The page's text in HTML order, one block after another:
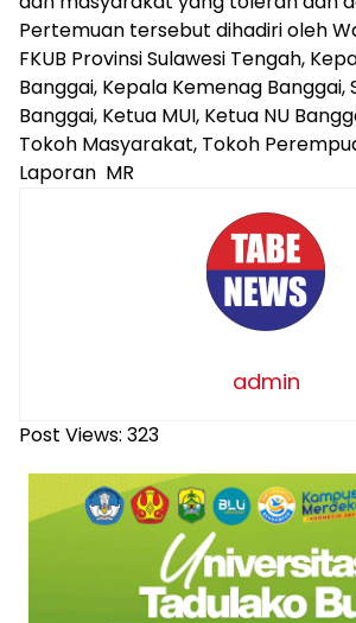
Pertemuan tersebut dihadiri oleh
FKUB Provinsi Sulawesi Tengah,
Banggai, Kepala Kemenag Banggai,
Banggai, Ketua MUI, Ketua NU
Tokoh Masyarakat, Tokoh
Laporan MR
admin
Post Views: 323